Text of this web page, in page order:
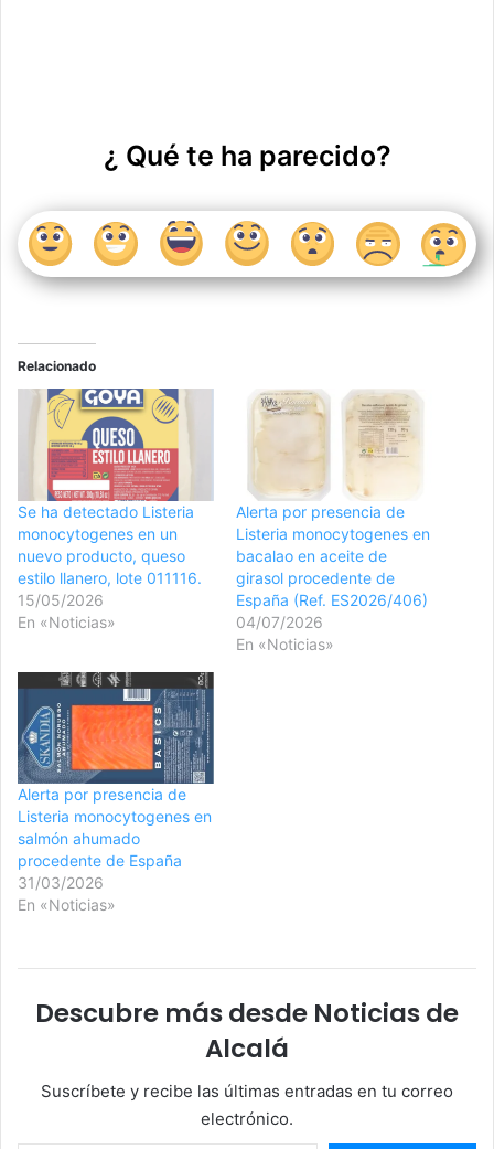
¿ Qué te ha parecido?
Relacionado
Se ha detectado Listeria
monocytogenes en un
nuevo producto, queso
estilo llanero, lote 011116.
15/05/2026
En «Noticias»
Alerta por presencia de
Listeria monocytogenes en
bacalao en aceite de
girasol procedente de
España (Ref. ES2026/406)
04/07/2026
En «Noticias»
Alerta por presencia de
Listeria monocytogenes en
salmón ahumado
procedente de España
31/03/2026
En «Noticias»
Descubre más desde Noticias de
Alcalá
Suscríbete y recibe las últimas entradas en tu correo
electrónico.
Escribe tu correo electrónico…